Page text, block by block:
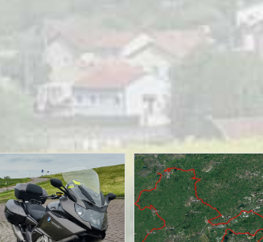
UITGELICHT
Sauerlandtoer herfst ’23 – Zaanse
Motorvrienden
28/09/2023 Sjoerd